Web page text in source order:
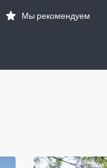
Мы рекомендуем